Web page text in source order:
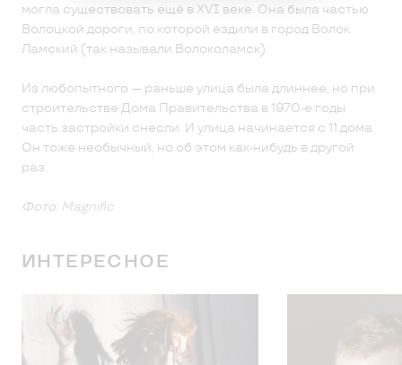
могла существовать ещё в XVI веке. Она была частью
Волоцкой дороги, по которой ездили в город Волок
Ламский (так называли Волоколамск).
Из любопытного — раньше улица была длиннее, но при
строительстве Дома Правительства в 1970-е годы
часть застройки снесли. И улица начинается с 11 дома.
Он тоже необычный, но об этом как-нибудь в другой
раз.
Фото: Magnific
ИНТЕРЕСНОЕ